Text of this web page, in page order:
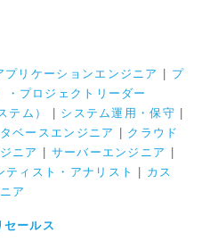
プリケーションエンジニア
プ
・プロジェクトリーダー
テム） システム運用・保守
ベースエンジニア
クラウド
ニア サーバーエンジニア
ティスト・アナリスト
カス
ア
セールス